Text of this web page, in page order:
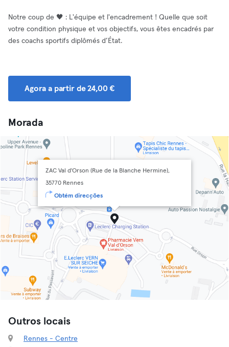
Notre coup de 🖤 : L'équipe et l'encadrement ! Quelle que soit
votre condition physique et vos objectifs, vous êtes encadrés par
des coachs sportifs diplômés d’État.
Agora a partir de 24,00 €
Morada
ZAC Val d'Orson (Rue de la Blanche Hermine),
35770 Rennes
Obtém direcções
Outros locais
Rennes - Centre